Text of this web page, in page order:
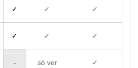
✓ ✓ ✓
✓ ✓ ✓
- só ver ✓